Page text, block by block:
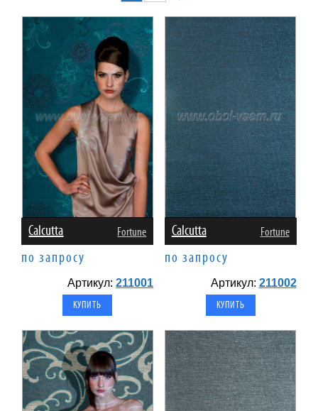
Calcutta Fortune
по запросу
Артикул:211001
Calcutta Fortune
по запросу
Артикул: 211002